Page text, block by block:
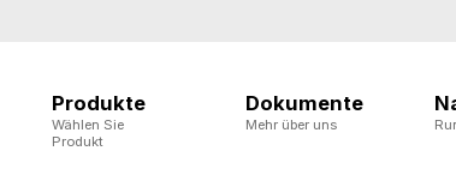
Produkte
Wählen Sie
Produkt
Dokumente
Mehr über uns